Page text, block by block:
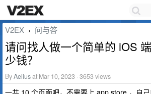
V2EX › 问与答
请问找人做一个简单的 iOS
少钱？
ByAeliusat Mar 10, 2023 · 3653 views
一共 10 个页面吧，不需要上 app store ，自